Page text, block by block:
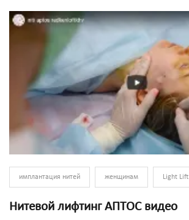
имплантация нитей женщинам Light Lift
Нитевой лифтинг АПТОС видео